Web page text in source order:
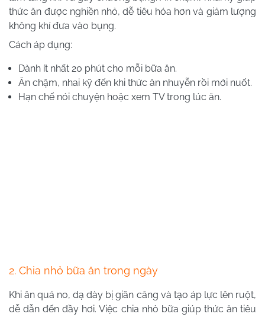
thức ăn được nghiền nhỏ, dễ tiêu hóa hơn và giảm lượng
không khí đưa vào bụng.
Cách áp dụng:
Dành ít nhất 20 phút cho mỗi bữa ăn.
Ăn chậm, nhai kỹ đến khi thức ăn nhuyễn rồi mới nuốt.
Hạn chế nói chuyện hoặc xem TV trong lúc ăn.
2. Chia nhỏ bữa ăn trong ngày
Khi ăn quá no, dạ dày bị giãn căng và tạo áp lực lên ruột,
dễ dẫn đến đầy hơi. Việc chia nhỏ bữa giúp thức ăn tiêu